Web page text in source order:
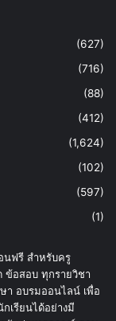
(627)
(716)
(88)
(412)
(1,624)
(102)
(597)
(1)
นฟรี สำหรับครู
ข้อสอบ ทุกรายวิชา
า อบรมออนไลน์ เพื่อ
เรียนได้อย่างมี